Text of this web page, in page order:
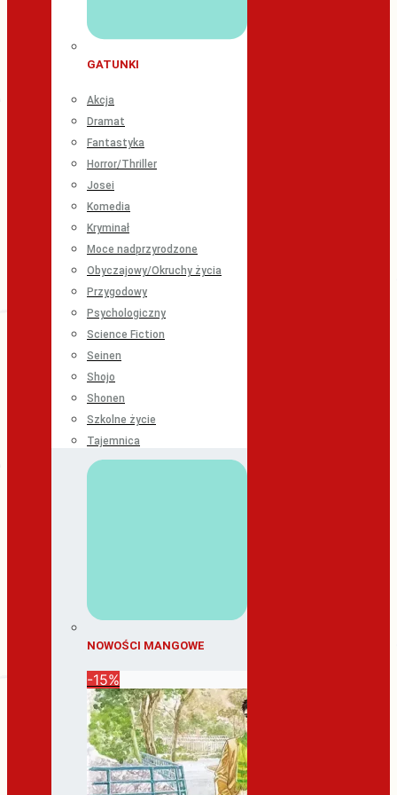
GATUNKI
Akcja
Dramat
Fantastyka
Horror/Thriller
Josei
Komedia
Kryminał
Moce nadprzyrodzone
Obyczajowy/Okruchy życia
Przygodowy
Psychologiczny
Science Fiction
Seinen
Shojo
Shonen
Szkolne życie
Tajemnica
NOWOŚCI MANGOWE
-15%